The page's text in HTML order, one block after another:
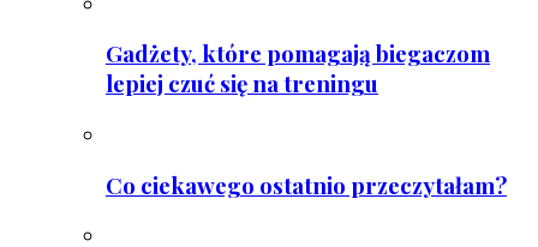
Gadżety, które pomagają biegaczom
lepiej czuć się na treningu
Co ciekawego ostatnio przeczytałam?